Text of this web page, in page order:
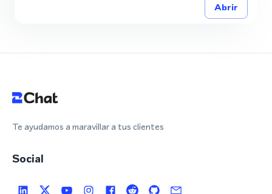
Abrir
Te ayudamos a maravillar a tus clientes
Social